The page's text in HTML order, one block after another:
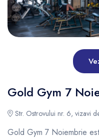
Gold Gym 7
Str. Ostrovului nr. 6, vizavi
Gold Gym 7 Noiembrie